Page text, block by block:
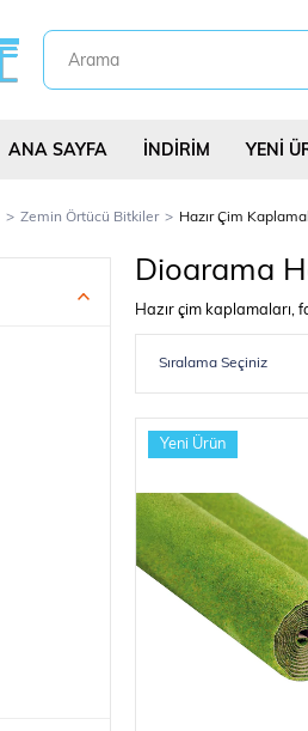
Metal Araç Kitleri
Robotlar
ANA SAYFA İNDİRİM YENİ
Zemin Örtücü Bitkiler Hazır Çim
Dioarama
Hazır çim kaplamaları,
Yeni Ürün